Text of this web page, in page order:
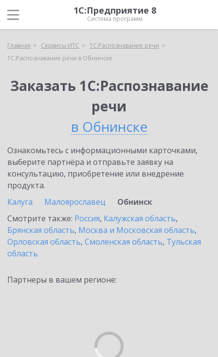
1С:Предприятие 8
Система программ
Главная Сервисы ИТС
1С:Распознавание речи
1С:Распознавание речи в Обнинске
Заказать 1С:Распознавание
речи
в Обнинске
Ознакомьтесь с информационными карточками,
выберите партнёра и отправьте заявку на
консультацию, приобретение или внедрение
продукта.
Калуга
Малоярославец
Обнинск
Смотрите также: Россия, Калужская область,
Брянская область, Москва и Московская область,
Орловская область, Смоленская область, Тульская
область
Партнеры в вашем регионе: